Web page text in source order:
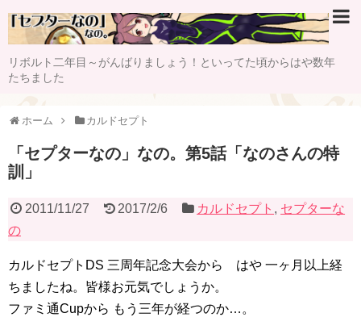
リボルト二年目～がんばりましょう！といってた頃からはや数年
たちました
ホーム カルドセプト
「セプターなの」なの。第5話「なのさんの特
訓」
2011/11/27 2017/2/6 カルドセプト , セプターな
の
カルドセプトDS 三周年記念大会から はや 一ヶ月以上経
ちましたね。皆様お元気でしょうか。
ファミ通Cupから もう三年が経つのか…。